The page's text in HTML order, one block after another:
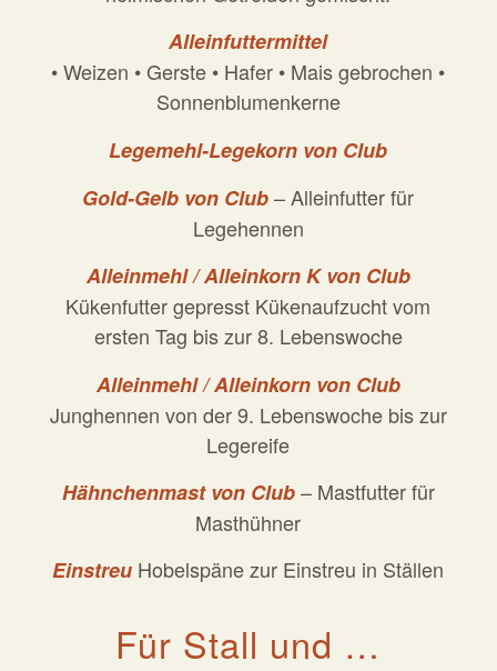
Alleinfuttermittel
• Weizen • Gerste • Hafer • Mais gebrochen •
Sonnenblumenkerne
Legemehl-Legekorn von Club
Gold-Gelb von Club– Alleinfutter für
Legehennen
Alleinmehl / Alleinkorn K von Club
Kükenfutter gepresst Kükenaufzucht vom
ersten Tag bis zur 8. Lebenswoche
Alleinmehl / Alleinkorn von Club
Junghennen von der 9. Lebenswoche bis zur
Legereife
Hähnchenmast von Club– Mastfutter für
Masthühner
Einstreu Hobelspäne zur Einstreu in Ställen
Für Stall und …